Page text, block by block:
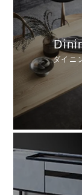
ダイニ